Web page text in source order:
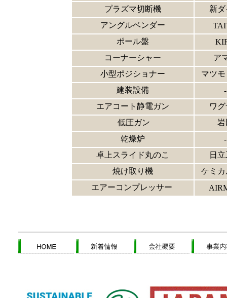
プラズマ切断機
新
アングルベンダー
ポール盤
コーナーシャー
ア
小型ポジショナー
マツ
建装設備
-
エアコート静電ガン
ワ
低圧ガン
岩
乾燥炉
-
卓上スライド丸のこ
日
焼け取り機
ケミ
エアーコンプレッサー